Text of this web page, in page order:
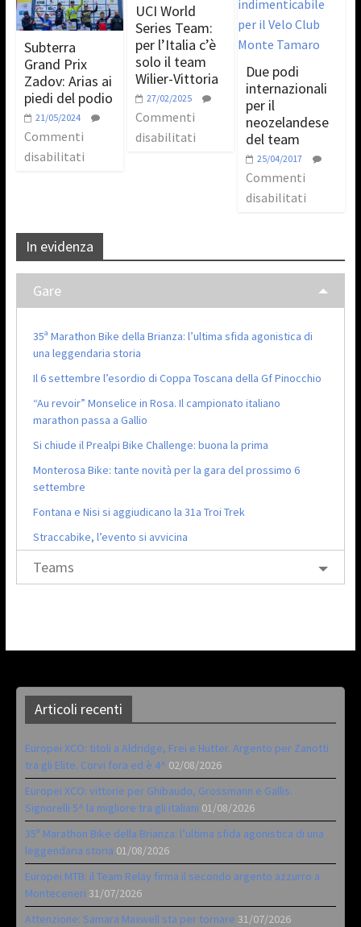
Subterra
Grand Prix
Zadov: Arias ai
piedi del podio
21/05/2024
Commenti
disabilitati
UCI World
Series Team:
per l’Italia c’è
solo il team
Wilier-Vittoria
27/02/2025
Commenti
disabilitati
Due podi
internazionali
per il
neozelandese
del team
25/04/2017
Commenti
disabilitati
In evidenza
Gare
35ª Marathon Bike della Brianza: l’ultima sfida agonistica di
una leggendaria storia
Il 6 settembre l’esordio di Coppa Toscana della Gf Pinocchio
“Au revoir” Monselice in Rosa. Il campionato italiano
marathon passa a Gallio
Si chiude il Prealpi Bike Challenge: buona la prima
Monterosa Bike: tante novità per la gara del prossimo 6
settembre
Fontana e Nisi si aggiudicano la 31a Troi Trek
Straccabike, l’evento si avvicina
Teams
Articoli recenti
Europei XCO: titoli a Aldridge, Frei e Hutter. Argento per Zanotti
tra gli Elite. Corvi fora ed è 4^ 02/08/2026
Europei XCO: vittorie per Ghibaudo, Grossmann e Gallis.
Signorelli 5^ la migliore tra gli italiani 01/08/2026
35ª Marathon Bike della Brianza: l’ultima sfida agonistica di una
leggendaria storia 01/08/2026
Europei MTB: il Team Relay firma il secondo argento azzurro a
Monteceneri 31/07/2026
Attenzione: Samara Maxwell sta per tornare 31/07/2026